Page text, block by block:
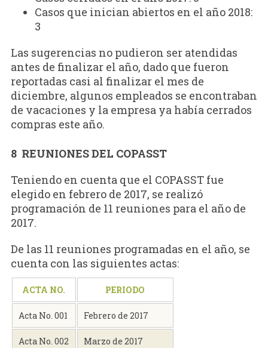
Casos que inician abiertos en el año 2018:
3
Las sugerencias no pudieron ser atendidas
antes de finalizar el año, dado que fueron
reportadas casi al finalizar el mes de
diciembre, algunos empleados se encontraban
de vacaciones y la empresa ya había cerrados
compras este año.
8 REUNIONES DEL COPASST
Teniendo en cuenta que el COPASST fue
elegido en febrero de 2017, se realizó
programación de 11 reuniones para el año de
2017.
De las 11 reuniones programadas en el año, se
cuenta con las siguientes actas:
ACTA NO. PERIODO
Acta No. 001 Febrero de 2017
Acta No. 002 Marzo de 2017